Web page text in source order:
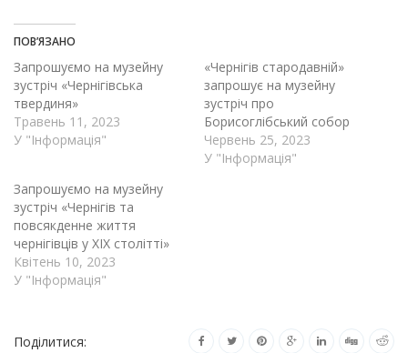
ПОВ’ЯЗАНО
Запрошуємо на музейну
зустріч «Чернігівська
твердиня»
Травень 11, 2023
У "Інформація"
«Чернігів стародавній»
запрошує на музейну
зустріч про
Борисоглібський собор
Червень 25, 2023
У "Інформація"
Запрошуємо на музейну
зустріч «Чернігів та
повсякденне життя
чернігівців у XІX столітті»
Квітень 10, 2023
У "Інформація"
Поділитися: